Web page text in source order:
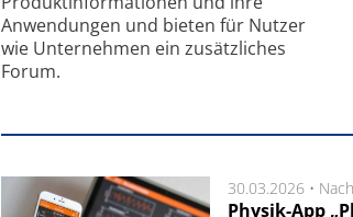
Anwendungen und bieten für Nutzer
wie Unternehmen ein zusätzliches
Forum.
30.03.2026 •
Physik-App